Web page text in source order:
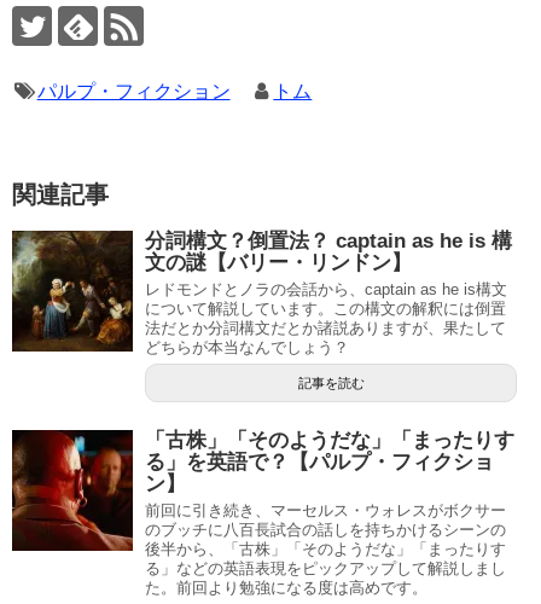
パルプ・フィクション トム
関連記事
分詞構文？倒置法？ captain as he is 構
文の謎【バリー・リンドン】
レドモンドとノラの会話から、captain as he is構文
について解説しています。この構文の解釈には倒置
法だとか分詞構文だとか諸説ありますが、果たして
どちらが本当なんでしょう？
記事を読む
「古株」「そのようだな」「まったりす
る」を英語で？【パルプ・フィクショ
ン】
前回に引き続き、マーセルス・ウォレスがボクサー
のブッチに八百長試合の話しを持ちかけるシーンの
後半から、「古株」「そのようだな」「まったりす
る」などの英語表現をピックアップして解説しまし
た。前回より勉強になる度は高めです。